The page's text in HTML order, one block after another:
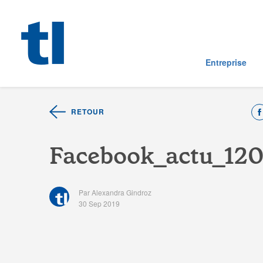
Entreprise
RETOUR
Facebook actu 12
Par Alexandra Gindroz
30 Sep 2019